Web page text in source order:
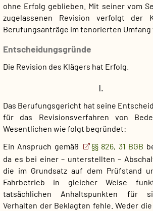
ohne Erfolg geblieben. Mit seiner vom
zugelassenen Revision verfolgt der
Berufungsanträge im tenorierten Umfang
Entscheidungsgründe
Die Revision des Klägers hat Erfolg.
I.
Das Berufungsgericht hat seine
für das Revisionsverfahren von
Wesentlichen wie folgt begründet:
Ein Anspruch gemäß §§ 826, 31 BGB
da es bei einer – unterstellten –
die im Grundsatz auf dem Prüfstand
Fahrbetrieb in gleicher Weise
tatsächlichen Anhaltspunkten für
Verhalten der Beklagten fehle. Weder